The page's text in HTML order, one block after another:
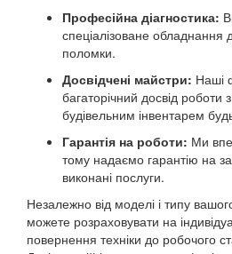
Професійна діагностика:
спеціалізоване обладнання
поломки.
Досвідчені майстри: Наші
багаторічний досвід роботи
будівельним інвентарем
Гарантія на роботи: Ми
тому надаємо гарантію на
виконані послуги.
Незалежно від моделі і типу
можете розраховувати на
повернення техніки до робочого